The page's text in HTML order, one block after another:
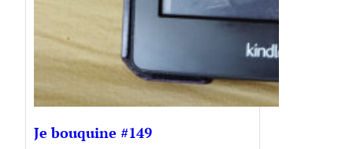
Je bouquine #149